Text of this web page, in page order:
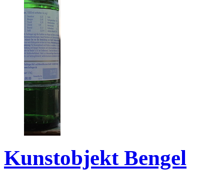
Kunstobjekt Bengel